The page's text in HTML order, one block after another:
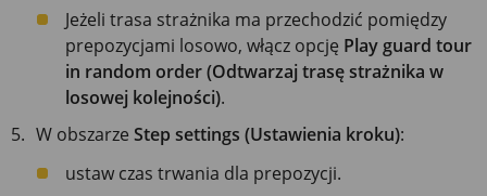
Jeżeli trasa strażnika ma przechodzić pomiędzy
prepozycjami losowo, włącz opcję Play guard tour
in random order (Odtwarzaj trasę strażnika w
losowej kolejności).
W obszarzeStep settings (Ustawienia kroku):
ustaw czas trwania dla prepozycji.